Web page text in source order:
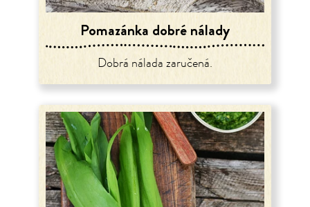
Pomazánka dobré nálady
Dobrá nálada zaručená.